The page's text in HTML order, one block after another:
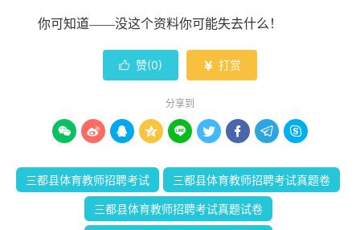
你可知道——没这个资料你可能失去什么 ！
 赞(0)  打赏
分享到
        
三都县体育教师招聘考试 三都县体育教师招聘考试真题卷
三都县体育教师招聘考试真题试卷